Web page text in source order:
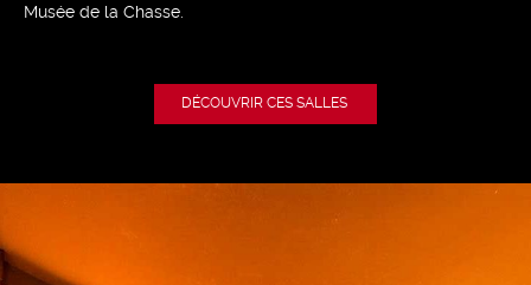
Musée de la Chasse.
DÉCOUVRIR CES SALLES